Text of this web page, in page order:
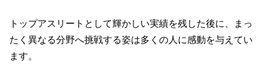
トップアスリートとして輝かしい実績を残した後に、まっ
たく異なる分野へ挑戦する姿は多くの人に感動を与えてい
ます。